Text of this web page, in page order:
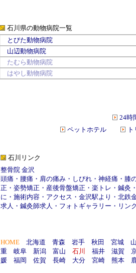
石川県の動物病院一覧
とびた動物病院
山辺動物病院
たむら動物病院
はやし動物病院
24時
ペットホテル
石川リンク
整骨院 金沢
頭痛 ・ 腰痛 ・ 肩の痛み ・ しびれ ・ 神経痛 ・ 膝
正 ・ 姿勢矯正 ・ 産後骨盤矯正 ・ 楽トレ ・ 鍼灸 ・
に ・ 施術内容 ・ アクセス ・ 金沢駅より ・ 北鉄
求人 ・ 鍼灸師求人 ・ フォトギャラリー ・ リンク
HOME 北海道 青森 岩手 秋田 宮城
重
岐阜 新潟 富山 石川 福井 滋賀
媛
福岡 佐賀 長崎 大分 宮崎 熊本